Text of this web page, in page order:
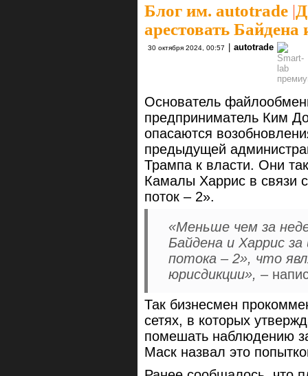
Блог им. autotrade |
арестовать
30 октября 2024, 00:57 autotrade
Основатель
предприниматель Ким
опасаются
предыдущей
Трампа к власти. Они
Камалы Харрис в связи
поток – 2».
«Меньше чем за
Байдена и Харрис
потока – 2», что
юрисдикции», –
Так бизнесмен
сетях, в которых
помешать наблюдению
Маск назвал это